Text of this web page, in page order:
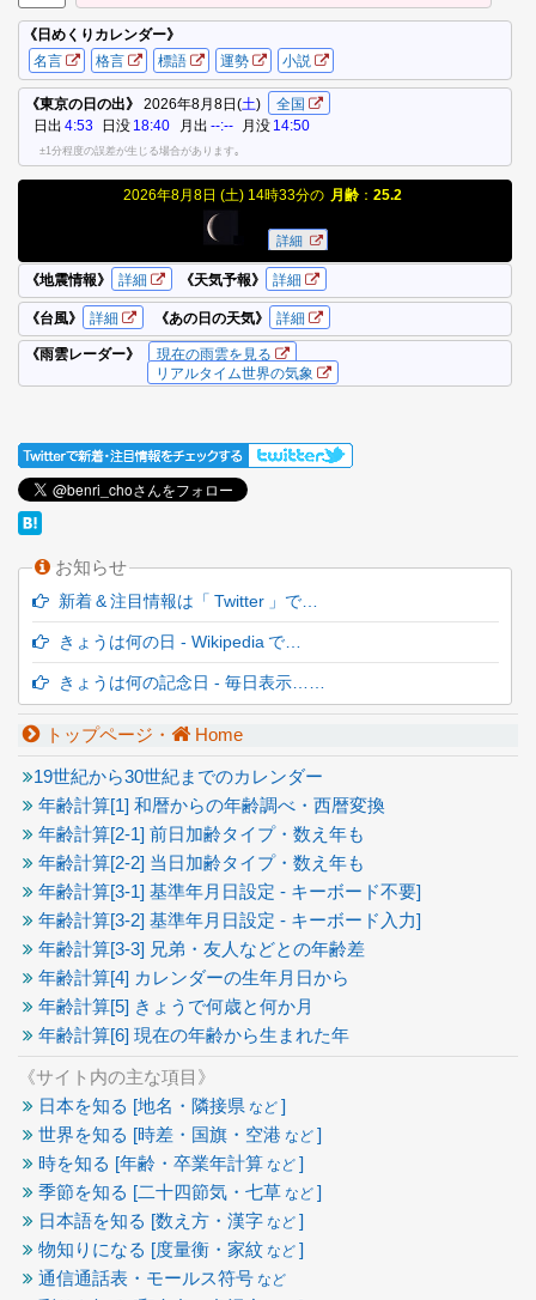
お知らせ
新着 & 注目情報は「 Twitter 」で…
きょうは何の日 - Wikipedia で…
きょうは何の記念日 - 毎日表示……
トップページ・ Home
19世紀から30世紀までのカレンダー
年齢計算[1] 和暦からの年齢調べ・西暦変換
年齢計算[2-1] 前日加齢タイプ・数え年も
年齢計算[2-2] 当日加齢タイプ・数え年も
年齢計算[3-1] 基準年月日設定 - キーボード不要]
年齢計算[3-2] 基準年月日設定 - キーボード入力]
年齢計算[3-3] 兄弟・友人などとの年齢差
年齢計算[4] カレンダーの生年月日から
年齢計算[5] きょうで何歳と何か月
年齢計算[6] 現在の年齢から生まれた年
《サイト内の主な項目》
日本を知る [地名・隣接県 など ]
世界を知る [時差・国旗・空港 など ]
時を知る [年齢・卒業年計算 など ]
季節を知る [二十四節気・七草 など ]
日本語を知る [数え方・漢字 など ]
物知りになる [度量衡・家紋 など ]
通信通話表・モールス符号 など